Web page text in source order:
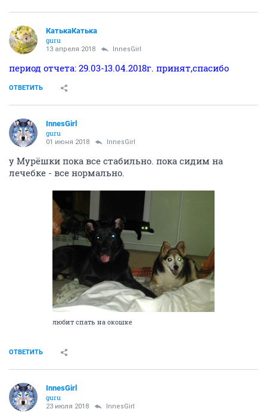
КатькаКатька
guru
13 апреля 2018 InnesGirl
период отчета: 29.03-13.04.2018г. принят,спасибо
ОТВЕТИТЬ
InnesGirl
guru
01 июня 2018 InnesGirl
у Мурёшки пока все стабильно. пока сидим на
лечебке - все нормально.
любит спать на окошке
ОТВЕТИТЬ
InnesGirl
guru
23 июля 2018 InnesGirl